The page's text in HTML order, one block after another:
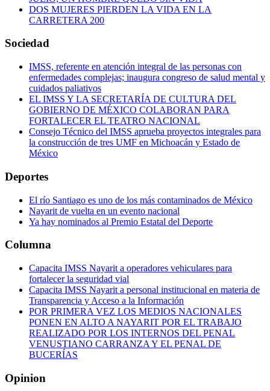
DOS MUJERES PIERDEN LA VIDA EN LA
CARRETERA 200
Sociedad
IMSS, referente en atención integral de las personas con
enfermedades complejas; inaugura congreso de salud mental y
cuidados paliativos
EL IMSS Y LA SECRETARÍA DE CULTURA DEL
GOBIERNO DE MÉXICO COLABORAN PARA
FORTALECER EL TEATRO NACIONAL
Consejo Técnico del IMSS aprueba proyectos integrales para
la construcción de tres UMF en Michoacán y Estado de
México
Deportes
El río Santiago es uno de los más contaminados de México
Nayarit de vuelta en un evento nacional
Ya hay nominados al Premio Estatal del Deporte
Columna
Capacita IMSS Nayarit a operadores vehiculares para
fortalecer la seguridad vial
Capacita IMSS Nayarit a personal institucional en materia de
Transparencia y Acceso a la Información
POR PRIMERA VEZ LOS MEDIOS NACIONALES
PONEN EN ALTO A NAYARIT POR EL TRABAJO
REALIZADO POR LOS INTERNOS DEL PENAL
VENUSTIANO CARRANZA Y EL PENAL DE
BUCERÍAS
Opinion